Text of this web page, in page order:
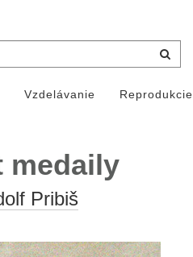
Vzdelávanie Reprodukcie
medaily
Pribiš